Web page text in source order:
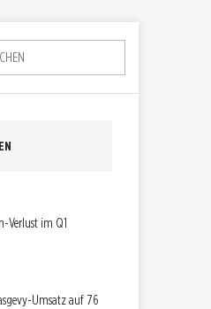
Verlust im Q1
Umsatz auf 76